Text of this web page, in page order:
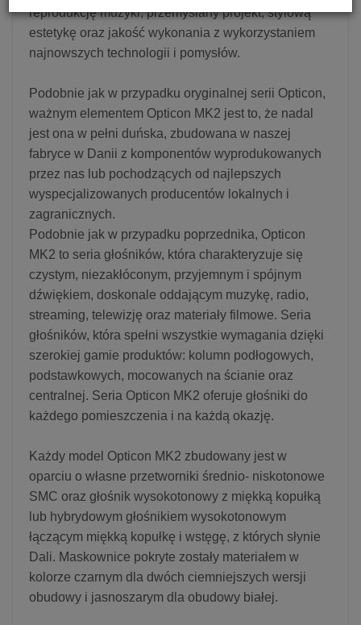
reprodukcję muzyki, przemyślany projekt, stylową
estetykę oraz jakość wykonania z wykorzystaniem
najnowszych technologii i pomysłów.
Podobnie jak w przypadku oryginalnej serii Opticon,
ważnym elementem Opticon MK2 jest to, że nadal
jest ona w pełni duńska, zbudowana w naszej
fabryce w Danii z komponentów wyprodukowanych
przez nas lub pochodzących od najlepszych
wyspecjalizowanych producentów lokalnych i
zagranicznych.
Podobnie jak w przypadku poprzednika, Opticon
MK2 to seria głośników, która charakteryzuje się
czystym, niezakłóconym, przyjemnym i spójnym
dźwiękiem, doskonale oddającym muzykę, radio,
streaming, telewizję oraz materiały filmowe. Seria
głośników, która spełni wszystkie wymagania dzięki
szerokiej gamie produktów: kolumn podłogowych,
podstawkowych, mocowanych na ścianie oraz
centralnej. Seria Opticon MK2 oferuje głośniki do
każdego pomieszczenia i na każdą okazję.
Każdy model Opticon MK2 zbudowany jest w
oparciu o własne przetworniki średnio- niskotonowe
SMC oraz głośnik wysokotonowy z miękką kopułką
lub hybrydowym głośnikiem wysokotonowym
łączącym miękką kopułkę i wstęgę, z których słynie
Dali. Maskownice pokryte zostały materiałem w
kolorze czarnym dla dwóch ciemniejszych wersji
obudowy i jasnoszarym dla obudowy białej.